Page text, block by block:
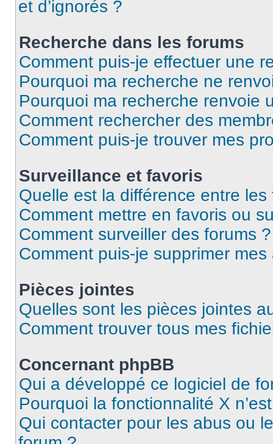
et d’ignorés ?
Recherche dans les forums
Comment puis-je effectuer une
Pourquoi ma recherche ne
Pourquoi ma recherche renvoie
Comment rechercher des
Comment puis-je trouver mes
Surveillance et favoris
Quelle est la différence entre
Comment mettre en favoris ou
Comment surveiller des forums ?
Comment puis-je supprimer
Pièces jointes
Quelles sont les pièces jointes
Comment trouver tous mes
Concernant phpBB
Qui a développé ce logiciel de
Pourquoi la fonctionnalité X
Qui contacter pour les abus ou